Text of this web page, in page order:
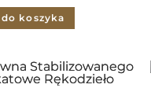
koszyka